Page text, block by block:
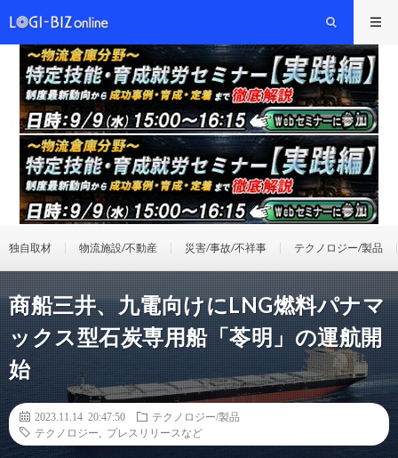
独自取材 物流施設/不動産 災害/事故/不祥事 テクノロジー/製品
商船三井、九電向けにLNG燃料パナマ
ックス型石炭専用船「苓明」の運航開
始
2023.11.14 20:47:50
テクノロジー/製品
テクノロジー
プレスリリースなど